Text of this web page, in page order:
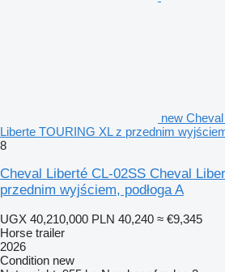
new
Liberte TOURING XL z przednim
8
Cheval Liberté CL-02SS Cheval
przednim wyjściem, podłoga A
UGX 40,210,000 PLN 40,240 ≈ €9,345
Horse trailer
2026
Condition new